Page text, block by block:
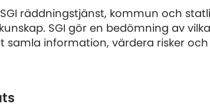
räddningstjänst, kommun och
SGI gör en bedömning av
information, värdera risker och